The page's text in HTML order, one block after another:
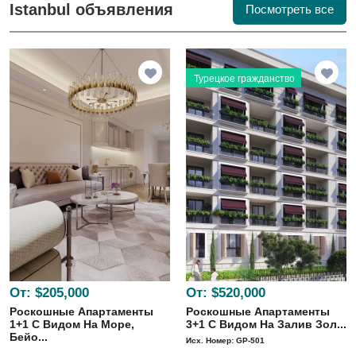
Istanbul объявления Посмотреть все
От: $205,000
Роскошные Апартаменты
1+1 С Видом На Море,
Бейо...
Турецкое гражданство
От: $520,000
Роскошные Апартаменты
3+1 С Видом На Залив Зол...
Исх. Номер: GP-501